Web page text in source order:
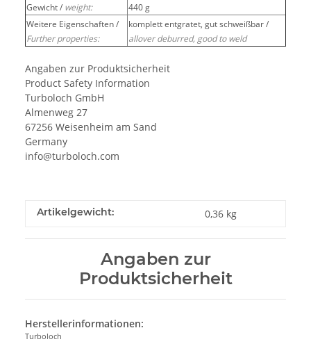
Gewicht / weight:
440 g
Weitere Eigenschaften /
Further properties:
komplett entgratet, gut schweißbar /
allover deburred, good to weld
Angaben zur Produktsicherheit
Product Safety Information
Turboloch GmbH
Almenweg 27
67256 Weisenheim am Sand
Germany
info@turboloch.com
Artikelgewicht: 0,36 kg
Angaben zur
Produktsicherheit
Herstellerinformationen:
Turboloch